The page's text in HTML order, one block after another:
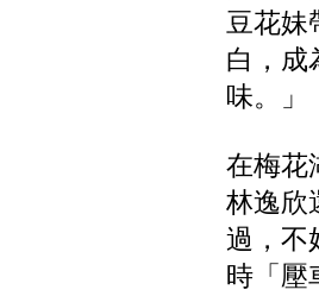
豆花妹
白，成
味。」
在梅花
林逸欣
過，不
時「壓